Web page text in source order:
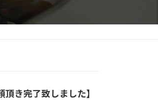
き完了致しました】